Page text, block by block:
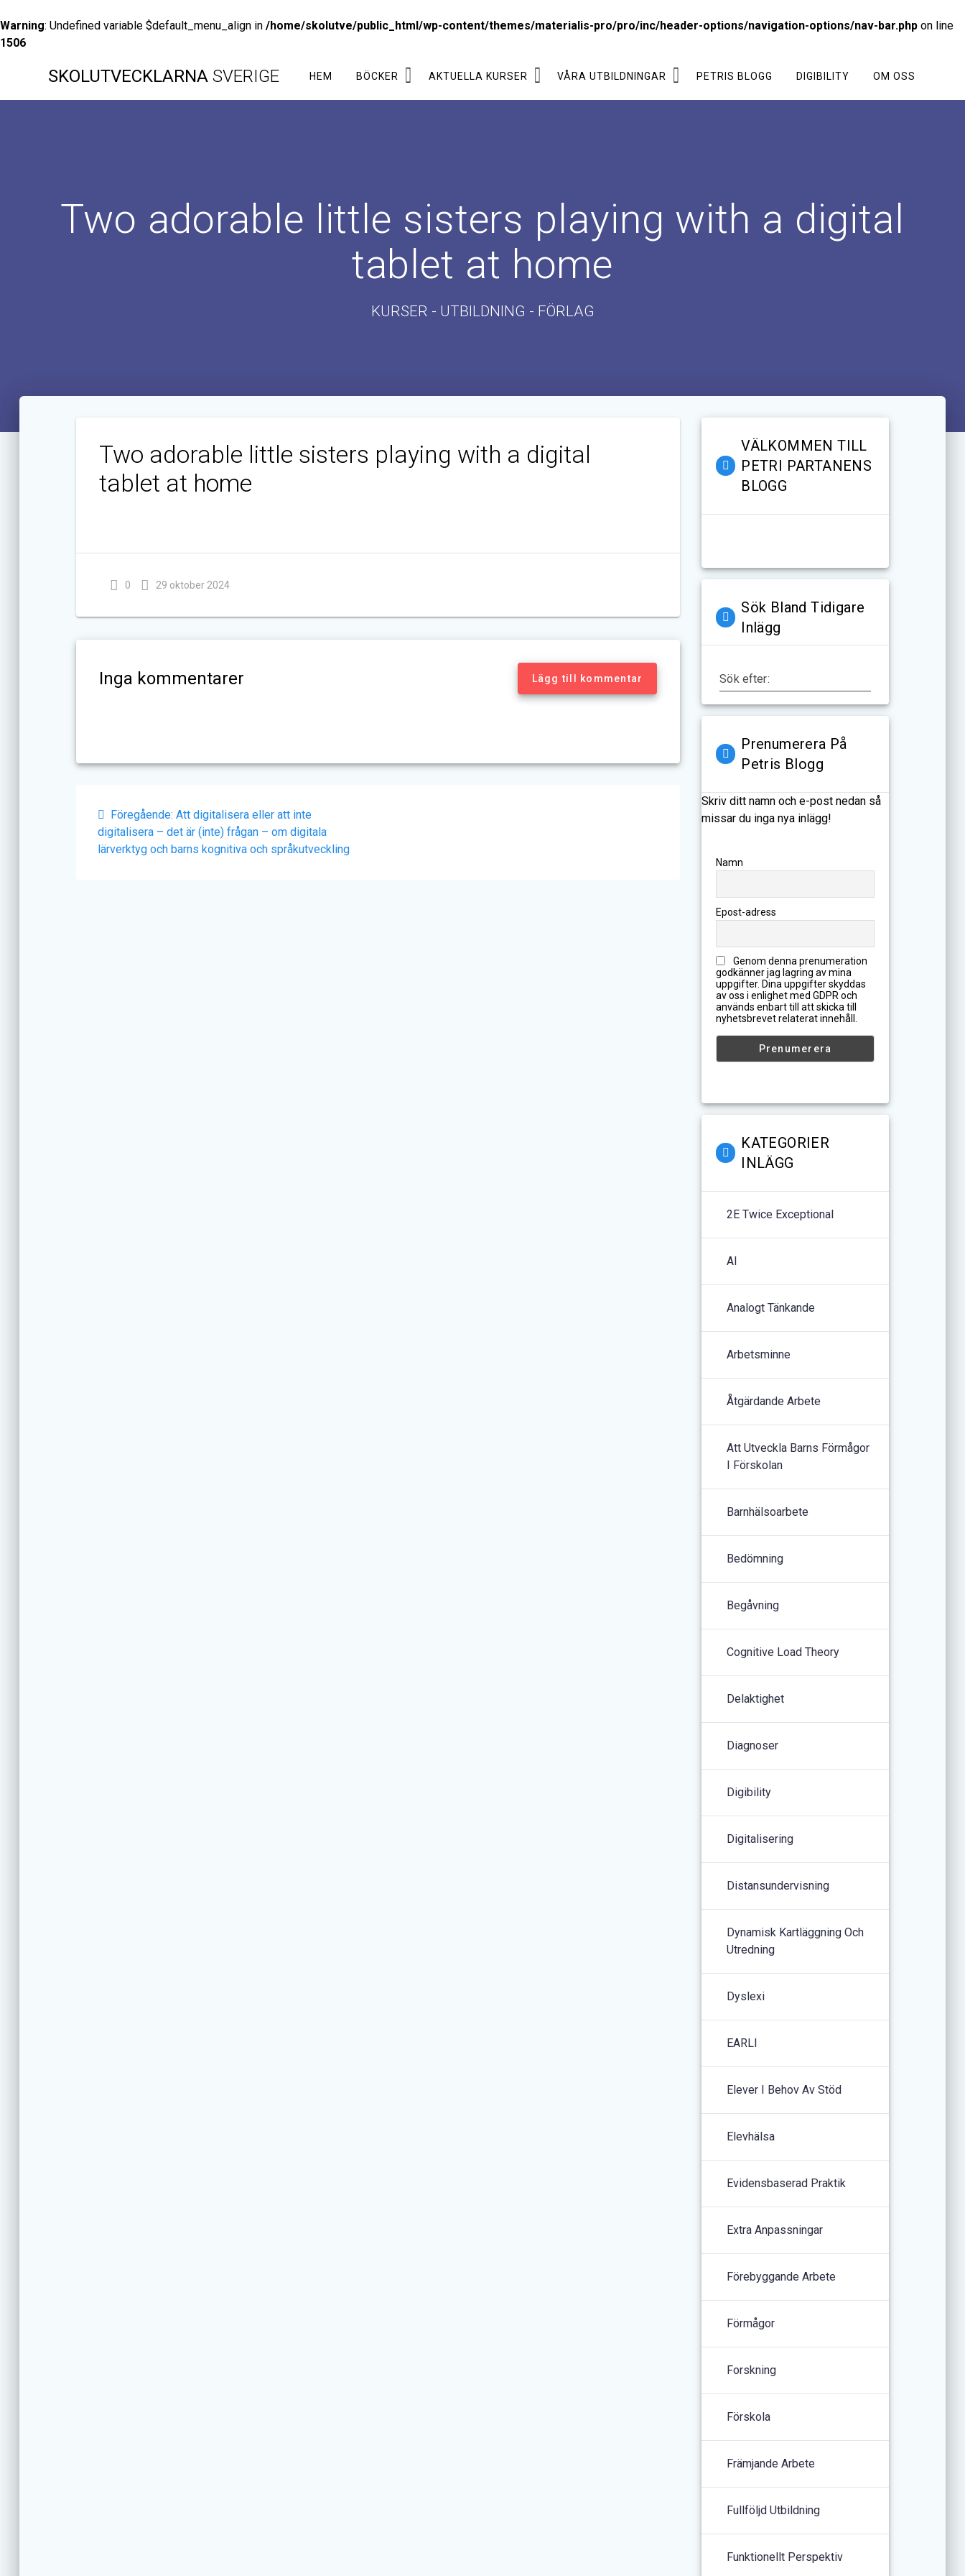
Warning: Undefined variable $default_menu_align in /home/skolutve/public_html/wp-content/themes/materialis-pro/pro/inc/header-options/navigation-options/nav-bar.php on line
1506
SKOLUTVECKLARNA SVERIGE HEM BÖCKER AKTUELLA KURSER VÅRA UTBILDNINGAR PETRIS BLOGG DIGIBILITY OM OSS
Two adorable little sisters playing with a digital
tablet at home
KURSER - UTBILDNING - FÖRLAG
Two adorable little sisters playing with a digital
tablet at home
0 29 oktober 2024
Inga kommentarer Lägg till kommentar
Inläggsnavigering
Föregående: Föregående
inlägg:
Att digitalisera eller att inte
digitalisera – det är (inte) frågan – om digitala
lärverktyg och barns kognitiva och språkutveckling
VÄLKOMMEN TILL
PETRI PARTANENS
BLOGG
Sök Bland Tidigare
Inlägg
Sök efter:
Prenumerera På
Petris Blogg
Skriv ditt namn och e-post nedan så
missar du inga nya inlägg!
Namn
Epost-adress
Genom denna prenumeration
godkänner jag lagring av mina
uppgifter. Dina uppgifter skyddas
av oss i enlighet med GDPR och
används enbart till att skicka till
nyhetsbrevet relaterat innehåll.
KATEGORIER
INLÄGG
2E Twice Exceptional
AI
Analogt Tänkande
Arbetsminne
Åtgärdande Arbete
Att Utveckla Barns Förmågor
I Förskolan
Barnhälsoarbete
Bedömning
Begåvning
Cognitive Load Theory
Delaktighet
Diagnoser
Digibility
Digitalisering
Distansundervisning
Dynamisk Kartläggning Och
Utredning
Dyslexi
EARLI
Elever I Behov Av Stöd
Elevhälsa
Evidensbaserad Praktik
Extra Anpassningar
Förebyggande Arbete
Förmågor
Forskning
Förskola
Främjande Arbete
Fullföljd Utbildning
Funktionellt Perspektiv